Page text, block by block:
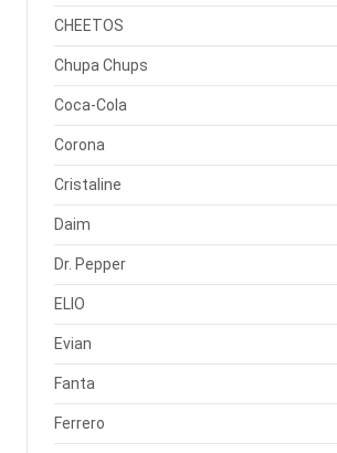
CHEETOS
Chupa Chups
Coca-Cola
Corona
Cristaline
Daim
Dr. Pepper
ELIO
Evian
Fanta
Ferrero